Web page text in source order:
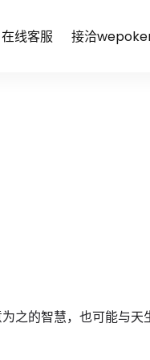
在线客服 接洽
之的智慧，也可能与天